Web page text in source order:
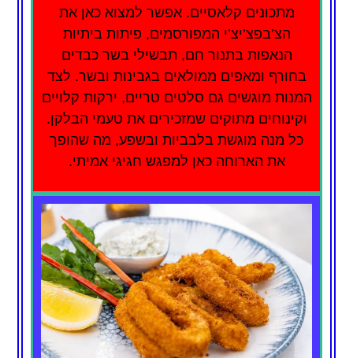
מתכונים קלאסיים. אפשר למצוא כאן את
הצ’בפצ’יצ’י המפורסמים, פיתות ביתיות
הנאפות בתנור חם, תבשילי בשר כבדים
בחורף ומאפים ממולאים בגבינות ובשר. לצד
המנות מוגשים גם סלטים טריים, ירקות קלויים
וקינוחים מתוקים שמזכירים את טעמי הבלקן.
כל מנה מוגשת בלבביות ובשפע, מה שהופך
את הארוחה כאן למפגש חגיגי אמיתי.